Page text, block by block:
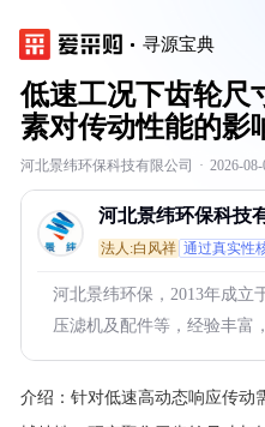
寻源宝典
低速工况下齿轮尺
素对传动性能的影
河北景纬环保科技有限公司 · 2026-
河北景纬环保科技
法人:白风祥 通过真实性
河北景纬环保，2013年成立
压滤机及配件等，经验丰富
介绍： 针对低速高动态响应传动